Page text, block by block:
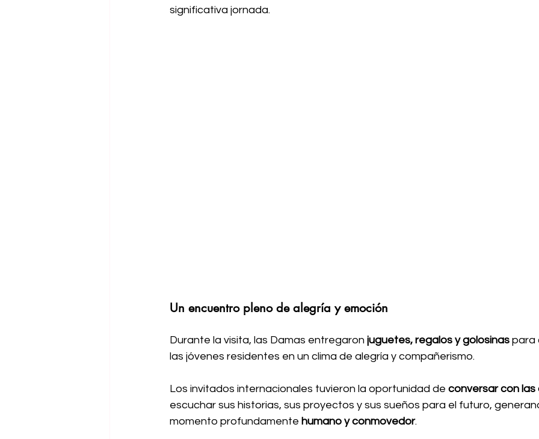
significativa jornada.
Un encuentro pleno de alegría y emoción
Durante la visita, las Damas entregaron juguetes, regalos y golosinas para
las jóvenes residentes en un clima de alegría y compañerismo.
Los invitados internacionales tuvieron la oportunidad de conversar con las
escuchar sus historias, sus proyectos y sus sueños para el futuro,
momento profundamente humano y conmovedor.